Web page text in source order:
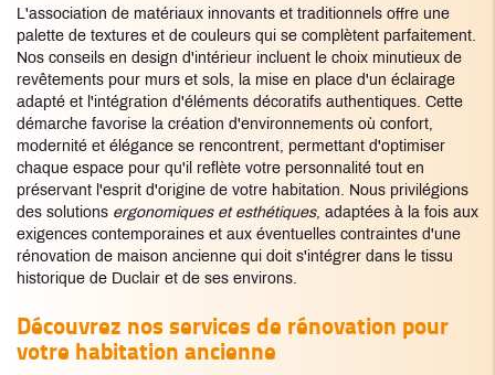
L'association de matériaux innovants et traditionnels offre une
palette de textures et de couleurs qui se complètent parfaitement.
Nos conseils en design d'intérieur incluent le choix minutieux de
revêtements pour murs et sols, la mise en place d'un éclairage
adapté et l'intégration d'éléments décoratifs authentiques. Cette
démarche favorise la création d'environnements où confort,
modernité et élégance se rencontrent, permettant d'optimiser
chaque espace pour qu'il reflète votre personnalité tout en
préservant l'esprit d'origine de votre habitation. Nous privilégions
des solutions ergonomiques et esthétiques, adaptées à la fois aux
exigences contemporaines et aux éventuelles contraintes d'une
rénovation de maison ancienne qui doit s'intégrer dans le tissu
historique de Duclair et de ses environs.
Découvrez nos services de rénovation pour
votre habitation ancienne